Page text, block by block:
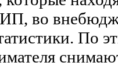
ИП, во
По